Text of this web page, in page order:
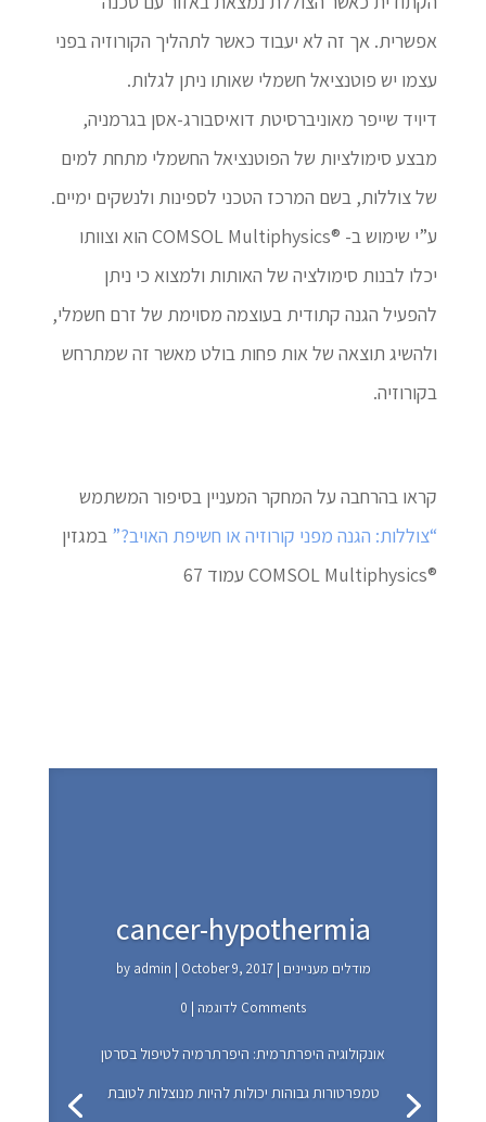
אפשרית. אך זה לא יעבוד כאשר לתהליך הקורוזיה בפני
עצמו יש פוטנציאל חשמלי שאותו ניתן לגלות.
דיויד שייפר מאוניברסיטת דואיסבורג-אסן בגרמניה,
מבצע סימולציות של הפוטנציאל החשמלי מתחת למים
של צוללות, בשם המרכז הטכני לספינות ולנשקים ימיים.
ע”י שימוש ב- ®COMSOL Multiphysics הוא וצוותו
יכלו לבנות סימולציה של האותות ולמצוא כי ניתן
להפעיל הגנה קתודית בעוצמה מסוימת של זרם חשמלי,
ולהשיג תוצאה של אות פחות בולט מאשר זה שמתרחש
בקורוזיה.
קראו בהרחבה על המחקר המעניין בסיפור המשתמש
“צוללות: הגנה מפני קורוזיה או חשיפת האויב?” במגזין
®COMSOL Multiphysics עמוד 67
cancer-hypothermia
by admin | October 9, 2017| מודלים מעניינים
לדוגמה | 0 Comments
אונקולוגיה היפרתרמית: היפרתרמיה לטיפול בסרטן
טמפרטורות גבוהות יכולות להיות מנוצלות לטובת